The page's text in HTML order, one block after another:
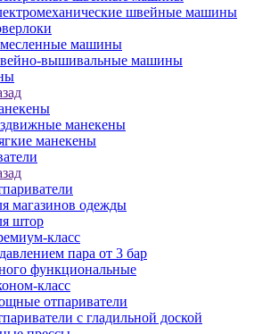
швейные машины
машины
вышивальные машины
манекены
манекены
магазинов одежды
штор
класс
пара от 3 бар
функциональные
класс
отпариватели
с гладильной доской